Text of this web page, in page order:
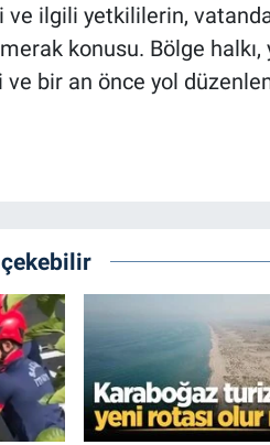
ilgili yetkililerin,
konusu. Bölge halkı,
bir an önce yol